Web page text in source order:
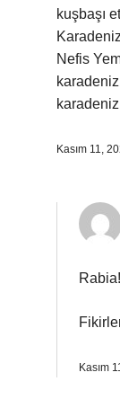
kuşbaşı
Nefis
Kasım 11,
Rabia!
Kasım